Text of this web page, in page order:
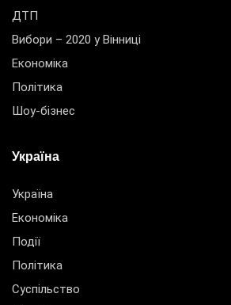
ДТП
Вибори – 2020 у Вінниці
Економіка
Політика
Шоу-бізнес
Україна
Україна
Економіка
Події
Політика
Суспільство